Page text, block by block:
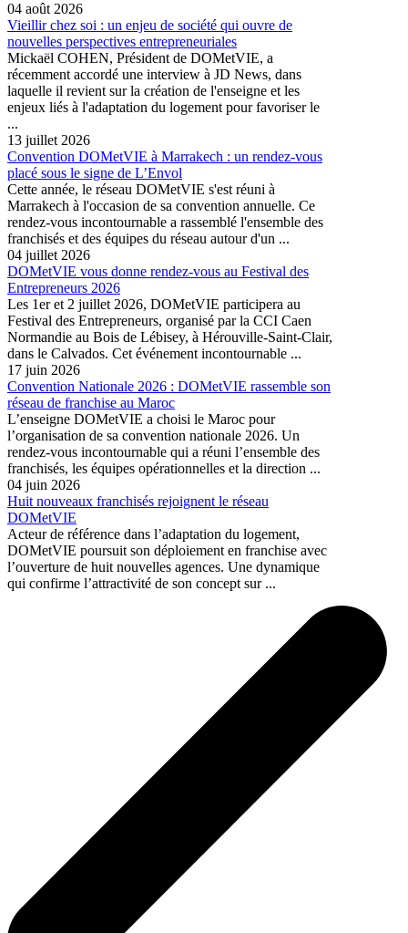
04 août 2026
Vieillir chez soi : un enjeu de société qui ouvre de
nouvelles perspectives entrepreneuriales
Mickaël COHEN, Président de DOMetVIE, a
récemment accordé une interview à JD News, dans
laquelle il revient sur la création de l'enseigne et les
enjeux liés à l'adaptation du logement pour favoriser le
...
13 juillet 2026
Convention DOMetVIE à Marrakech : un rendez-vous
placé sous le signe de L’Envol
Cette année, le réseau DOMetVIE s'est réuni à
Marrakech à l'occasion de sa convention annuelle. Ce
rendez-vous incontournable a rassemblé l'ensemble des
franchisés et des équipes du réseau autour d'un ...
04 juillet 2026
DOMetVIE vous donne rendez-vous au Festival des
Entrepreneurs 2026
Les 1er et 2 juillet 2026, DOMetVIE participera au
Festival des Entrepreneurs, organisé par la CCI Caen
Normandie au Bois de Lébisey, à Hérouville-Saint-Clair,
dans le Calvados. Cet événement incontournable ...
17 juin 2026
Convention Nationale 2026 : DOMetVIE rassemble son
réseau de franchise au Maroc
L’enseigne DOMetVIE a choisi le Maroc pour
l’organisation de sa convention nationale 2026. Un
rendez-vous incontournable qui a réuni l’ensemble des
franchisés, les équipes opérationnelles et la direction ...
04 juin 2026
Huit nouveaux franchisés rejoignent le réseau
DOMetVIE
Acteur de référence dans l’adaptation du logement,
DOMetVIE poursuit son déploiement en franchise avec
l’ouverture de huit nouvelles agences. Une dynamique
qui confirme l’attractivité de son concept sur ...